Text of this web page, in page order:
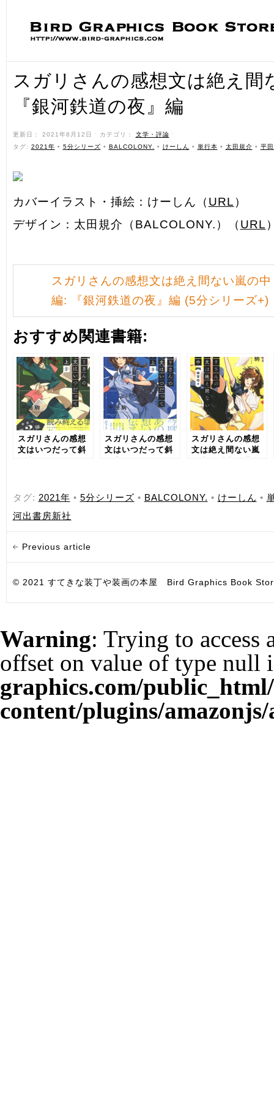
スガリさんの感想文は絶え間
『銀河鉄道の夜』編
更新日： 2021年8月12日 ˑ カテゴリ： 文学・評論 ˑ
タグ: 2021年 • 5分シリーズ • BALCOLONY. • けーしん • 単行本 • 太田規介 • 平
カバーイラスト・挿絵：けーしん（ URL ）
デザイン：太田規介（BALCOLONY.）（ URL
スガリさんの感想文は絶え間ない嵐の
編: 『銀河鉄道の夜』編 (5分シリーズ+)
おすすめ関連書籍:
スガリさんの感想
文はいつだって斜
スガリさんの感想
文はいつだって斜
スガリさんの感想
文は絶え間ない嵐
タグ: 2021年 • 5分シリーズ • BALCOLONY. • けーしん •
河出書房新社
Previous article
© 2021 すてきな装丁や装画の本屋 Bird Graphics Book
Warning: Trying to access
offset on value of type null
graphics.com/
content/plugins/